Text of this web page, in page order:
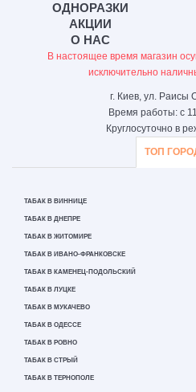
ОДНОРАЗКИ
АКЦИИ
О НАС
В настоящее время магазин
исключительно
г. Киев, ул. Раисы
Время работы: с
Круглосуточно в
ТОП
ТАБАК В ВИННИЦЕ
ТАБАК В ДНЕПРЕ
ТАБАК В ЖИТОМИРЕ
ТАБАК В ИВАНО-ФРАНКОВСКЕ
ТАБАК В КАМЕНЕЦ-ПОДОЛЬСКИЙ
ТАБАК В ЛУЦКЕ
ТАБАК В МУКАЧЕВО
ТАБАК В ОДЕССЕ
ТАБАК В РОВНО
ТАБАК В СТРЫЙ
ТАБАК В ТЕРНОПОЛЕ